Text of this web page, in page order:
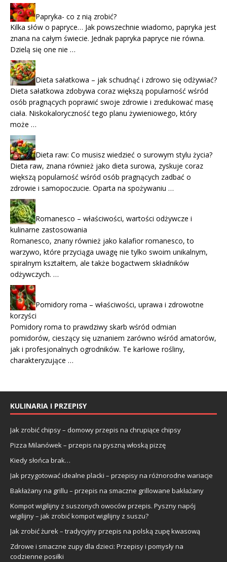
Papryka- co z nią zrobić?
Kilka słów o papryce… Jak powszechnie wiadomo, papryka jest
znana na całym świecie. Jednak papryka papryce nie równa.
Dzielą się one nie …
Dieta sałatkowa – jak schudnąć i zdrowo się odżywiać?
Dieta sałatkowa zdobywa coraz większą popularność wśród
osób pragnących poprawić swoje zdrowie i zredukować masę
ciała. Niskokaloryczność tego planu żywieniowego, który
może …
Dieta raw: Co musisz wiedzieć o surowym stylu życia?
Dieta raw, znana również jako dieta surowa, zyskuje coraz
większą popularność wśród osób pragnących zadbać o
zdrowie i samopoczucie. Oparta na spożywaniu …
Romanesco – właściwości, wartości odżywcze i
kulinarne zastosowania
Romanesco, znany również jako kalafior romanesco, to
warzywo, które przyciąga uwagę nie tylko swoim unikalnym,
spiralnym kształtem, ale także bogactwem składników
odżywczych. …
Pomidory roma – właściwości, uprawa i zdrowotne
korzyści
Pomidory roma to prawdziwy skarb wśród odmian
pomidorów, cieszący się uznaniem zarówno wśród amatorów,
jak i profesjonalnych ogrodników. Te karłowe rośliny,
charakteryzujące …
KULINARIA I PRZEPISY
Jak zrobić chipsy – domowy przepis na chrupiące chipsy
Pizza Milanówek – przepis na pyszną włoską pizzę
Kiedy słońca brak…
Jak przygotować idealne placki – przepisy na różnorodne wariacje
Bakłażany na grillu – przepis na smaczne grillowane bakłażany
Kompot wigilijny z suszonych owoców przepis. Pyszny napój
wigilijny – jak zrobić kompot wigilijny z suszu?
Jak zrobić żurek – tradycyjny przepis na polską zupę kwasową
Zdrowe i smaczne zupy dla dzieci: Przepisy i pomysły na
codzienne posiłki